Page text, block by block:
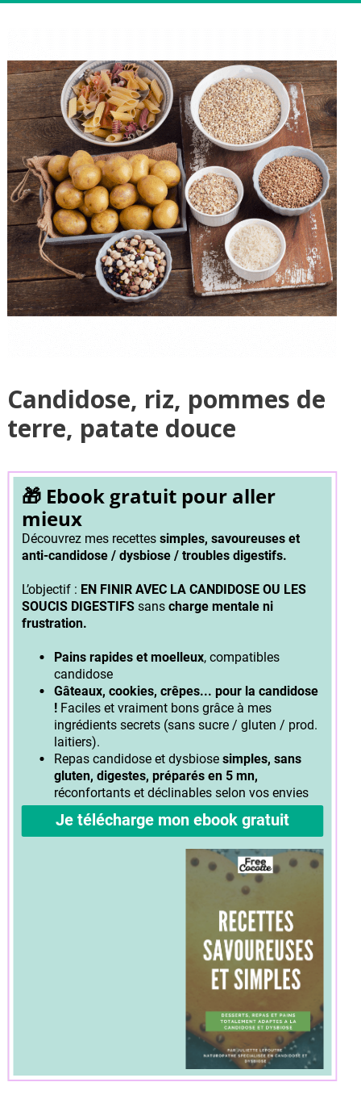
Candidose, riz, pommes de
terre, patate douce